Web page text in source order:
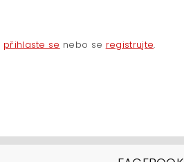
přihlaste se nebo se registrujte.